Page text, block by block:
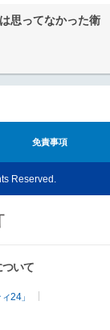
思ってなかった衛
免責事項
Reserved.
いて
24」